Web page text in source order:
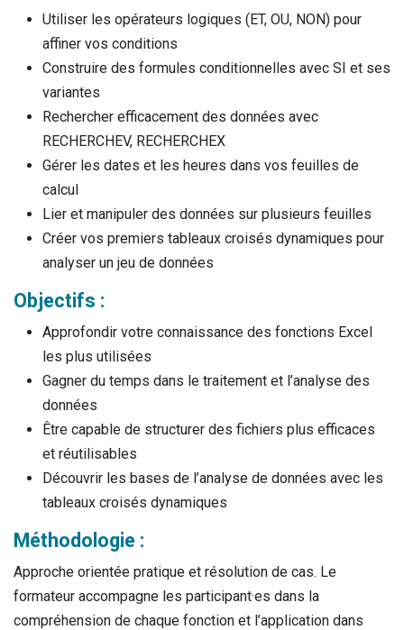
Utiliser les opérateurs logiques (ET, OU, NON) pour
affiner vos conditions
Construire des formules conditionnelles avec SI et ses
variantes
Rechercher efficacement des données avec
RECHERCHEV, RECHERCHEX
Gérer les dates et les heures dans vos feuilles de
calcul
Lier et manipuler des données sur plusieurs feuilles
Créer vos premiers tableaux croisés dynamiques pour
analyser un jeu de données
Objectifs :
Approfondir votre connaissance des fonctions Excel
les plus utilisées
Gagner du temps dans le traitement et l’analyse des
données
Être capable de structurer des fichiers plus efficaces
et réutilisables
Découvrir les bases de l’analyse de données avec les
tableaux croisés dynamiques
Méthodologie :
Approche orientée pratique et résolution de cas. Le
formateur accompagne les participant·es dans la
compréhension de chaque fonction et l’application dans